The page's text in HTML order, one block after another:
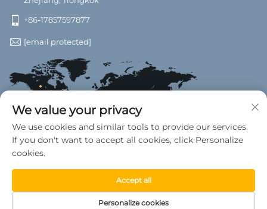
+86-17857597877
[email protected]
Hak Cipta © 2025 Pabrik Aksesori Mobil Wanwan, Kabupaten
Tiantai. Seluruh Hak Dilindungi Undang-undang. —
Kebijakan
Privasi
We value your privacy
We use cookies and similar tools to provide our services.
If you don't want to accept all cookies, click Personalize
cookies.
Personalize cookies
Accept all